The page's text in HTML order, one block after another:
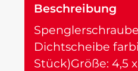
Beschreibung
Dichtscheibe
Stück)Größe: 4,5